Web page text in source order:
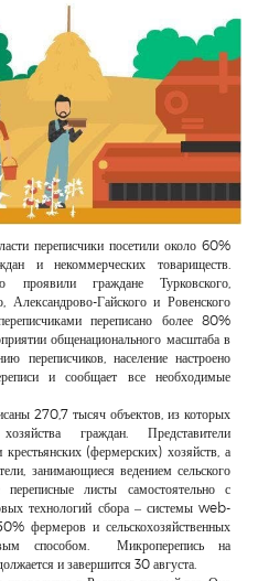
переписчики посетили около 60%
и некоммерческих товариществ.
граждане Турковского,
Александрово-Гайского и Ровенского
переписано более 80%
общенационального масштаба в
переписчиков, население настроено
и сообщает все необходимые
270,7 тысяч объектов, из которых
граждан. Представители
крестьянских (фермерских) хозяйств, а
занимающиеся ведением сельского
переписные листы самостоятельно с
технологий сбора – системы web-
фермеров и сельскохозяйственных
способом. Микроперепись на
и завершится 30 августа.